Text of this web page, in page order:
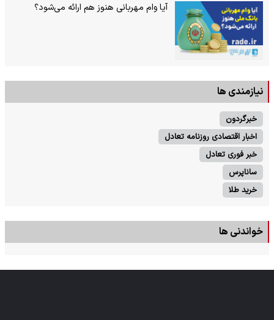
آیا وام مهربانی هنوز هم ارائه می‌شود؟
نیازمندی ها
خبرگردون
اخبار اقتصادی روزنامه تعادل
خبر فوری تعادل
ساناپرس
خرید طلا
خواندنی ها